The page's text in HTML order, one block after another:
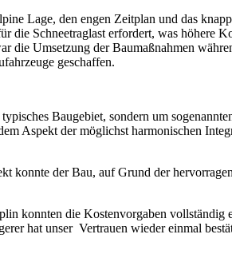
Lage, den engen Zeitplan und das
die Schneetraglast erfordert, was höhere
die Umsetzung der Baumaßnahmen
geschaffen.
Baugebiet, sondern um
Aspekt der möglichst harmonischen
konnte der Bau, auf Grund der
konnten die Kostenvorgaben
hat unser Vertrauen wieder einmal